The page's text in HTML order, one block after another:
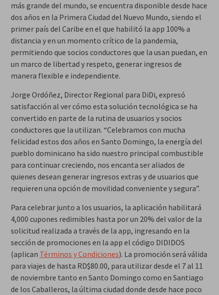
más grande del mundo, se encuentra disponible desde hace
dos años en la Primera Ciudad del Nuevo Mundo, siendo el
primer país del Caribe en el que habilitó la app 100% a
distancia y en un momento crítico de la pandemia,
permitiendo que socios conductores que la usan puedan, en
un marco de libertad y respeto, generar ingresos de
manera flexible e independiente.
Jorge Ordóñez, Director Regional para DiDi, expresó
satisfacción al ver cómo esta solución tecnológica se ha
convertido en parte de la rutina de usuarios y socios
conductores que la utilizan. “Celebramos con mucha
felicidad estos dos años en Santo Domingo, la energía del
pueblo dominicano ha sido nuestro principal combustible
para continuar creciendo, nos encanta ser aliados de
quienes desean generar ingresos extras y de usuarios que
requieren una opción de movilidad conveniente y segura”.
Para celebrar junto a los usuarios, la aplicación habilitará
4,000 cupones redimibles hasta por un 20% del valor de la
solicitud realizada a través de la app, ingresando en la
sección de promociones en la app el código DIDIDOS
(aplican Términos y Condiciones). La promoción será válida
para viajes de hasta RD$80.00, para utilizar desde el 7 al 11
de noviembre tanto en Santo Domingo como en Santiago
de los Caballeros, la última ciudad donde desde hace poco